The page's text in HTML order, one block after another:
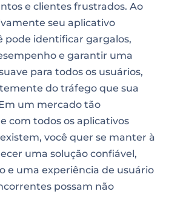
e clientes frustrados. Ao
seu aplicativo
pode identificar gargalos,
e garantir uma
para todos os usuários,
do tráfego que sua
um mercado tão
com todos os aplicativos
você quer se manter à
uma solução confiável,
e uma experiência de usuário
possam não